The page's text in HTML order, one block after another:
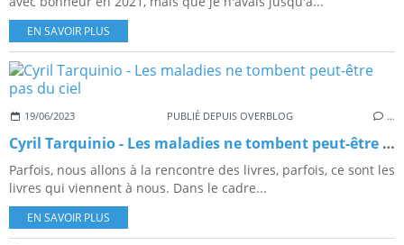
EN SAVOIR PLUS
19/06/2023 PUBLIÉ DEPUIS OVERBLOG …
Cyril Tarquinio - Les maladies ne tombent peut-être pas du ciel
Parfois, nous allons à la rencontre des livres, parfois, ce sont les
livres qui viennent à nous. Dans le cadre...
EN SAVOIR PLUS